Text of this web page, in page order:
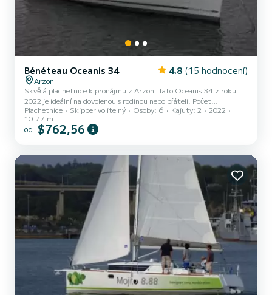
Bénéteau Oceanis 34 4.8 (15 hodnocení)
Arzon
Skvělá plachetnice k pronájmu z Arzon. Tato Oceanis 34 z roku
2022 je ideální na dovolenou s rodinou nebo přáteli. Počet
komfortních kajut: 2 a počet osob na lodi: 6. S celkovou délkou11 m
a výkonem HP bude tato loď vaším nejlepším společníkem na
nezapomenutelné dovolené v okolí Arzon Tento Oceanis 34 je
dovolenou vás doprov...
Plachetnice Skipper volitelný Osoby: 6 Kajuty: 2
2022
10.77 m
od $762,56